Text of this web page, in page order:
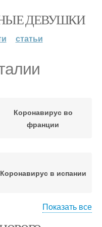
ДЕВУШКИ
статьи
Коронавирус во
франции
Коронавирус в испании
Показать все